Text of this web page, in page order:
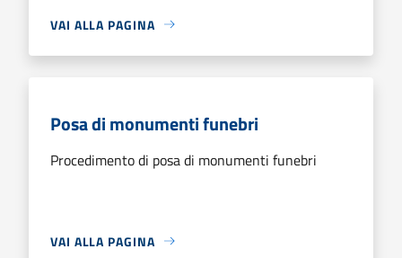
VAI ALLA PAGINA
Posa di monumenti funebri
Procedimento di posa di monumenti funebri
VAI ALLA PAGINA